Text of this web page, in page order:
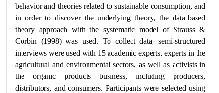
behavior and theories related to sustainable consumption, and
in order to discover the underlying theory, the data-based
theory approach with the systematic model of Strauss &
Corbin (1998) was used. To collect data, semi-structured
interviews were used with 15 academic experts, experts in the
agricultural and environmental sectors, as well as activists in
the organic products business, including producers,
distributors, and consumers. Participants were selected using